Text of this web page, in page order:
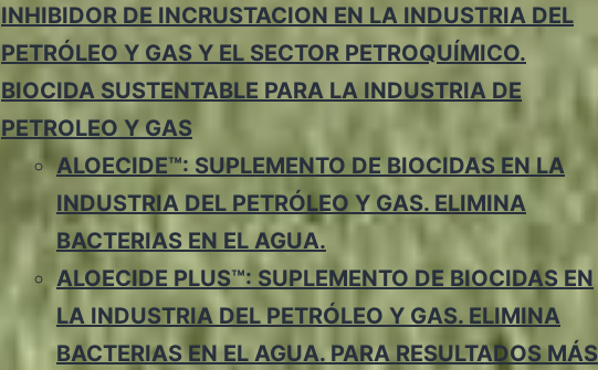
INHIBIDOR DE INCRUSTACION EN LA INDUSTRIA DEL
PETRÓLEO Y GAS Y EL SECTOR PETROQUÍMICO.
BIOCIDA SUSTENTABLE PARA LA INDUSTRIA DE
PETROLEO Y GAS
ALOECIDE™: SUPLEMENTO DE BIOCIDAS EN LA
INDUSTRIA DEL PETRÓLEO Y GAS. ELIMINA
BACTERIAS EN EL AGUA.
ALOECIDE PLUS™: SUPLEMENTO DE BIOCIDAS EN
LA INDUSTRIA DEL PETRÓLEO Y GAS. ELIMINA
BACTERIAS EN EL AGUA. PARA RESULTADOS MÁS